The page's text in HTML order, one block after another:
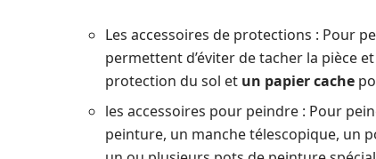
Les accessoires de protections : Pour
permettent d’éviter de tacher la pièce
protection du sol et un papier cache
les accessoires pour peindre : Pour
peinture, un manche télescopique, un